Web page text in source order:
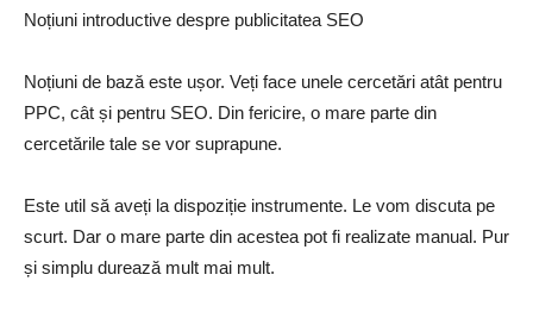
Noțiuni introductive despre publicitatea SEO
Noțiuni de bază este ușor. Veți face unele cercetări atât pentru
PPC, cât și pentru SEO. Din fericire, o mare parte din
cercetările tale se vor suprapune.
Este util să aveți la dispoziție instrumente. Le vom discuta pe
scurt. Dar o mare parte din acestea pot fi realizate manual. Pur
și simplu durează mult mai mult.